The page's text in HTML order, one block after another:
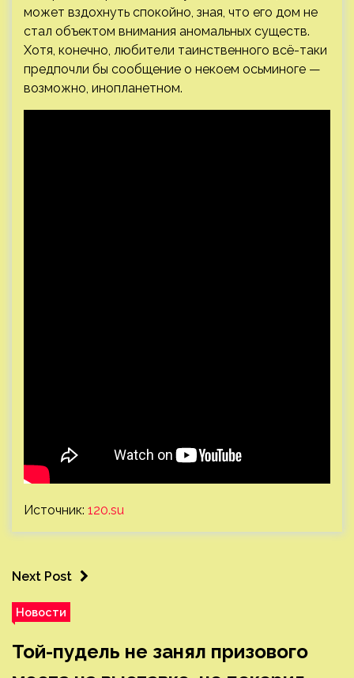
может вздохнуть спокойно, зная, что его дом не
стал объектом внимания аномальных существ.
Хотя, конечно, любители таинственного всё-таки
предпочли бы сообщение о некоем осьминоге —
возможно, инопланетном.
Источник: 120.su
Next Post
Новости
Той-пудель не занял призового